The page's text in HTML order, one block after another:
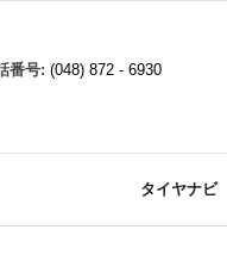
番号: (048) 872 - 6930
タイヤナビ